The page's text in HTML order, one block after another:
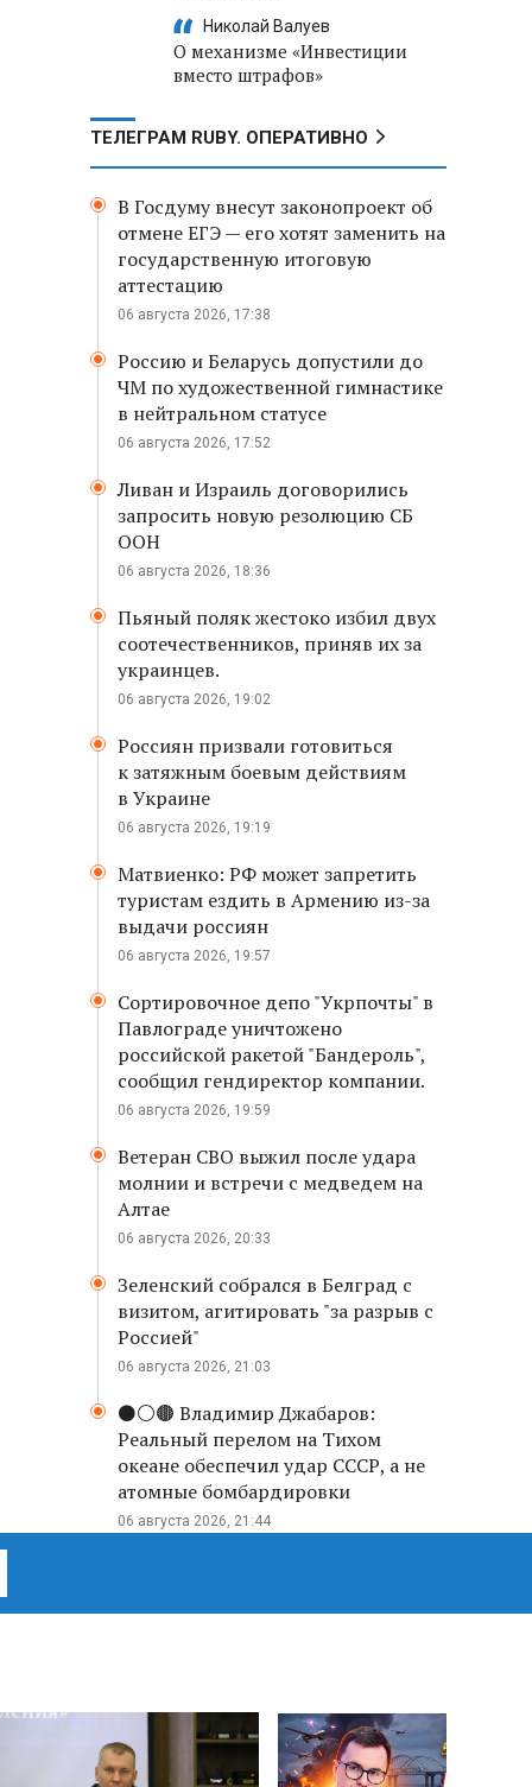
Николай Валуев
О механизме «Инвестиции
вместо штрафов»
ТЕЛЕГРАМ RUBY. ОПЕРАТИВНО
В Госдуму внесут законопроект об
отмене ЕГЭ — его хотят заменить на
государственную итоговую
аттестацию
06 августа 2026, 17:38
Россию и Беларусь допустили до
ЧМ по художественной гимнастике
в нейтральном статусе
06 августа 2026, 17:52
Ливан и Израиль договорились
запросить новую резолюцию СБ
ООН
06 августа 2026, 18:36
Пьяный поляк жестоко избил двух
соотечественников, приняв их за
украинцев.
06 августа 2026, 19:02
Россиян призвали готовиться
к затяжным боевым действиям
в Украине
06 августа 2026, 19:19
Матвиенко: РФ может запретить
туристам ездить в Армению из-за
выдачи россиян
06 августа 2026, 19:57
Сортировочное депо "Укрпочты" в
Павлограде уничтожено
российской ракетой "Бандероль",
сообщил гендиректор компании.
06 августа 2026, 19:59
Ветеран СВО выжил после удара
молнии и встречи с медведем на
Алтае
06 августа 2026, 20:33
Зеленский собрался в Белград с
визитом, агитировать "за разрыв с
Россией"
06 августа 2026, 21:03
⚫️⚪️🟤 Владимир Джабаров:
Реальный перелом на Тихом
океане обеспечил удар СССР, а не
атомные бомбардировки
06 августа 2026, 21:44